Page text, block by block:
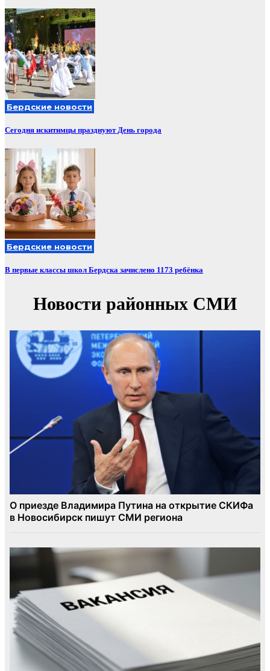
Бердские новости
Сегодня искитимцы празднуют День города
Бердские новости
В первые классы школ Бердска зачислено 1173 ребёнка